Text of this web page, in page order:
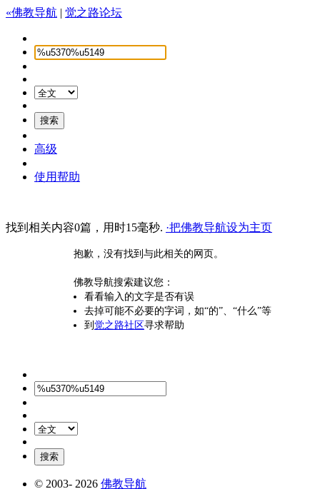
«佛教导航 | 觉之路论坛
高级
使用帮助
找到相关内容0篇，用时15毫秒. ·把佛教导航设为主页
抱歉，没有找到与此相关的网页。
佛教导航搜索建议您：
看看输入的文字是否有误
去掉可能不必要的字词，如“的”、“什么”等
到 觉之路社区寻求帮助
© 2003- 2026 佛教导航